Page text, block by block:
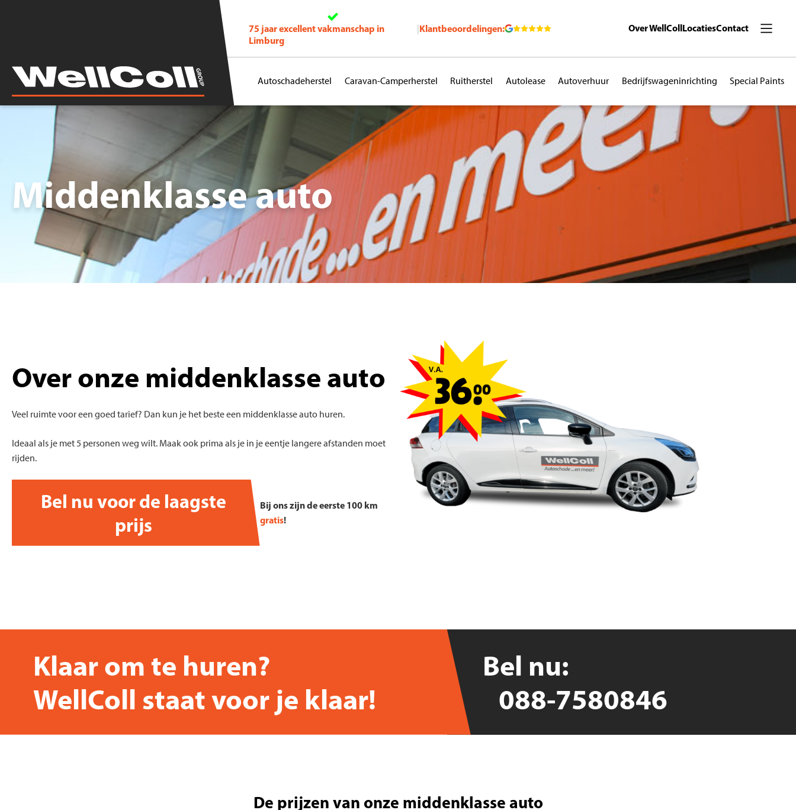
75 jaar excellent vakmanschap in
Limburg
|Klantbeoordelingen: Over WellCollLocatiesContact
Autoschadeherstel Caravan-Camperherstel Ruitherstel Autolease Autoverhuur Bedrijfswageninrichting Special Paints
Middenklasse auto
Over onze middenklasse auto
Veel ruimte voor een goed tarief? Dan kun je het beste een middenklasse auto huren.
Ideaal als je met 5 personen weg wilt. Maak ook prima als je in je eentje langere afstanden moet
rijden.
Bel nu voor de laagste
prijs
Bij ons zijn de eerste 100 km
gratis!
Klaar om te huren?
WellColl staat voor je klaar!
Bel nu:
088-7580846
De prijzen van onze middenklasse auto